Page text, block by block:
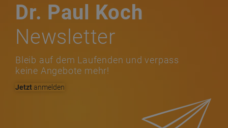
Dr. Paul Koch
Newsletter
Bleib auf dem Laufenden und verpass
keine Angebote mehr!
Jetztanmelden